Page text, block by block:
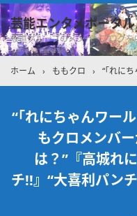
芸能エンタメポータル
坂道グループのメンバーブログ
ホーム › ももクロ › “｢れに
“｢れにちゃんワー
もクロメンバ
は？”『高城れ
チ!!』“大喜利パン